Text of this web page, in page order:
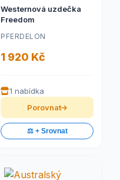
Westernová uzdečka
Freedom
PFERDELON
1 920 Kč
1 nabídka
Porovnat
⚖️ + Srovnat